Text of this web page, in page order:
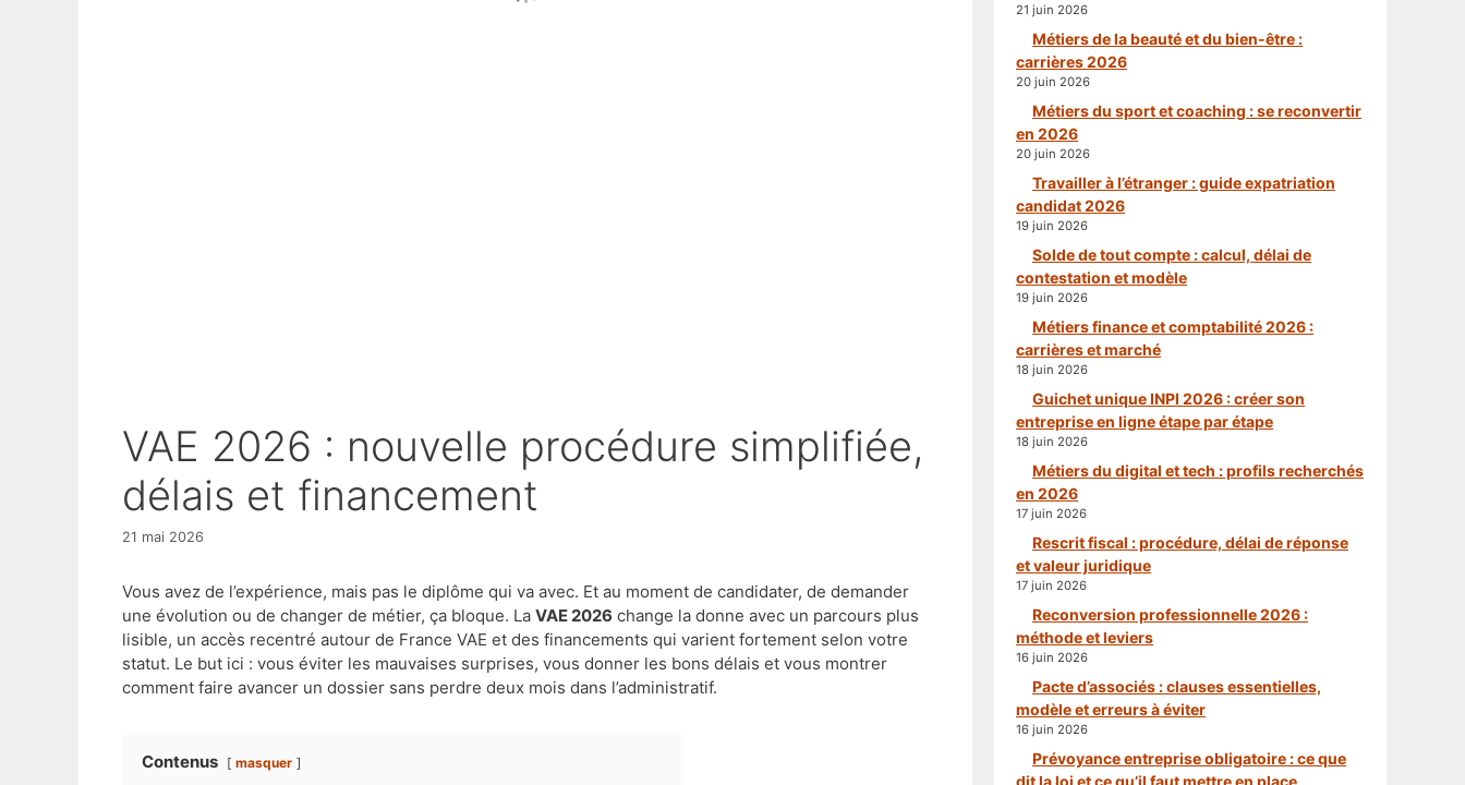
VAE 2026 : nouvelle procédure simplifiée,
délais et financement
21 mai 2026
Vous avez de l’expérience, mais pas le diplôme qui va avec. Et au moment de candidater, de demander
une évolution ou de changer de métier, ça bloque. La VAE 2026 change la donne avec un parcours plus
lisible, un accès recentré autour de France VAE et des financements qui varient fortement selon votre
statut. Le but ici : vous éviter les mauvaises surprises, vous donner les bons délais et vous montrer
comment faire avancer un dossier sans perdre deux mois dans l’administratif.
Contenus masquer
21 juin 2026
Métiers de la beauté et du bien-être :
carrières 2026
20 juin 2026
Métiers du sport et coaching : se reconvertir
en 2026
20 juin 2026
Travailler à l’étranger : guide expatriation
candidat 2026
19 juin 2026
Solde de tout compte : calcul, délai de
contestation et modèle
19 juin 2026
Métiers finance et comptabilité 2026 :
carrières et marché
18 juin 2026
Guichet unique INPI 2026 : créer son
entreprise en ligne étape par étape
18 juin 2026
Métiers du digital et tech : profils recherchés
en 2026
17 juin 2026
Rescrit fiscal : procédure, délai de réponse
et valeur juridique
17 juin 2026
Reconversion professionnelle 2026 :
méthode et leviers
16 juin 2026
Pacte d’associés : clauses essentielles,
modèle et erreurs à éviter
16 juin 2026
Prévoyance entreprise obligatoire : ce que
dit la loi et ce qu’il faut mettre en place